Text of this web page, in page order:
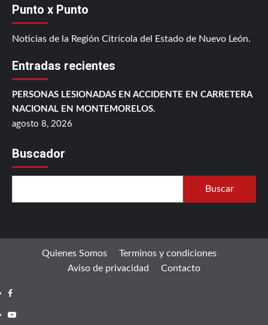
Punto x Punto
Noticias de la Región Citrícola del Estado de Nuevo León.
Entradas recientes
PERSONAS LESIONADAS EN ACCIDENTE EN CARRETERA
NACIONAL EN MONTEMORELOS.
agosto 8, 2026
Buscador
Buscar
Quienes Somos
Terminos y condiciones
Aviso de privacidad
Contacto
Facebook
Youtube